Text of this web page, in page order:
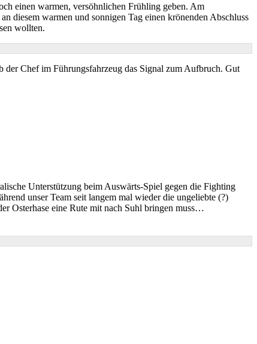
einen warmen, versöhnlichen Frühling geben. Am
diesem warmen und sonnigen Tag einen krönenden Abschluss
wollten.
der Chef im Führungsfahrzeug das Signal zum Aufbruch. Gut
Unterstützung beim Auswärts-Spiel gegen die Fighting
unser Team seit langem mal wieder die ungeliebte (?)
Osterhase eine Rute mit nach Suhl bringen muss…